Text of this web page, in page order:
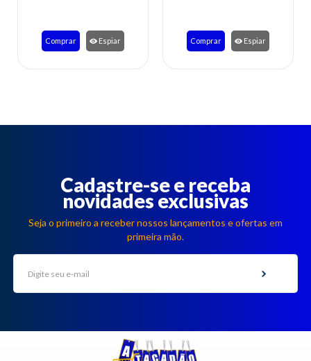
Comprar Espiar Comprar Espiar
Cadastre-se e receba
novidades exclusivas
Seja o primeiro a receber nossos lançamentos e ofertas em
primeira mão.